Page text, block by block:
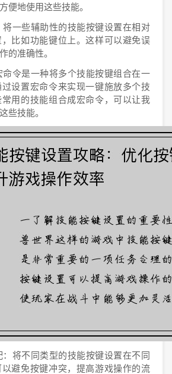
便地使用这些技能。
一些辅助性的技能按键设置在相对
比如功能键位上。这样可以避免误
的准确性。
令是一种将多个技能按键组合在一
设置宏命令来实现一键施放多个技
用的技能组合成宏命令，可以让我
些技能。
将不同类型的技能按键设置在不同
避免按键冲突，提高游戏操作的流